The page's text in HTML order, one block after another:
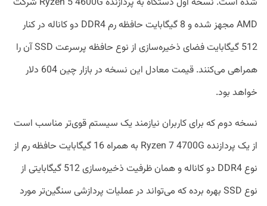
AMD مجهز شده و 8 گیگابایت حافظه رم DDR4 دو کاناله در کنار
512 گیگابایت فضای ذخیره‌سازی از نوع حافظه پرسرعت SSD آن را
همراهی می‌‎کنند. قیمت معادل این نسخه در بازار چین 604 دلار
خواهد بود.
نسخه دوم که برای کاربران نیازمند یک سیستم قوی‌‎تر مناسب است
از یک پردازنده Ryzen 7 4700G به همراه 16 گیگابایت حافظه رم از
نوع DDR4 دو کاناله و همان ظرفیت ذخیره‌سازی 512 گیگابایتی از
نوع SSD بهره برده که می‌‎تواند در عملیات پردازشی سنگین‌‎تر مورد